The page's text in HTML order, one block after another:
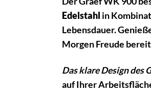
Edelstahl in
Lebensdauer.
Morgen Freude
Das klare Design des
auf Ihrer